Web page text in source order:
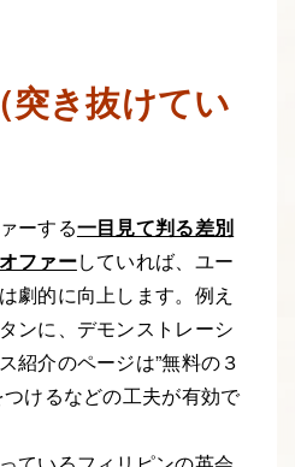
き抜けてい
ーする一目見て判る差別
ファーしていれば、ユー
劇的に向上します。例え
ンに、デモンストレーシ
紹介のページは”無料の３
けるなどの工夫が有効で